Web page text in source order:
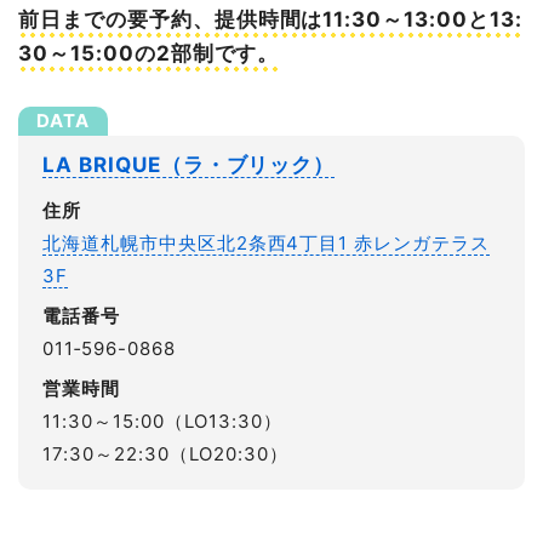
前日までの要予約、提供時間は11:30～13:00と13:
30～15:00の2部制です。
LA BRIQUE（ラ・ブリック）
住所
北海道札幌市中央区北2条西4丁目1 赤レンガテラス
3F
電話番号
011‐596-0868
営業時間
11:30～15:00（LO13:30）
17:30～22:30（LO20:30）